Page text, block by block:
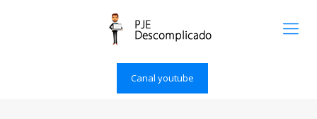
Canal youtube